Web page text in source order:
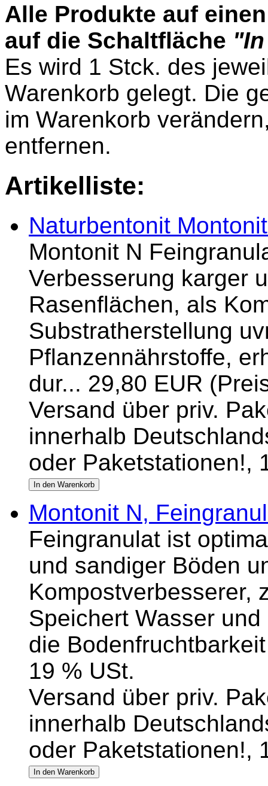
Alle Produkte auf
auf die Schaltfläche
Es wird 1 Stck. des
Warenkorb gelegt. Die
im Warenkorb
entfernen.
Artikelliste:
Naturbentonit
Montonit N
Verbesserung karger
Rasenflächen, als
Substratherstellung
Pflanzennährstoffe,
dur... 29,80 EUR
Versand über priv.
innerhalb
oder Paketstationen!,
Montonit N,
Feingranulat ist
und sandiger Böden
Kompostverbesserer,
Speichert Wasser
die
19 % USt.
Versand über priv.
innerhalb
oder Paketstationen!,